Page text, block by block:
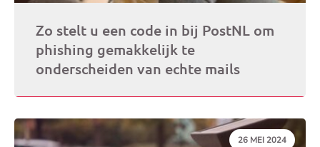
Zo stelt u een code in bij PostNL om
phishing gemakkelijk te
onderscheiden van echte mails
DATUM:
26 MEI 2024